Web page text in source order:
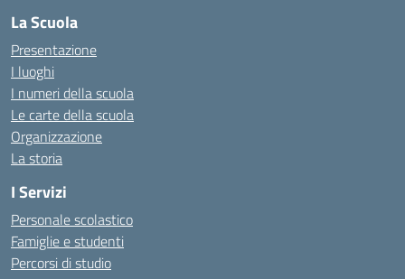
La Scuola
Presentazione
I luoghi
I numeri della scuola
Le carte della scuola
Organizzazione
La storia
I Servizi
Personale scolastico
Famiglie e studenti
Percorsi di studio